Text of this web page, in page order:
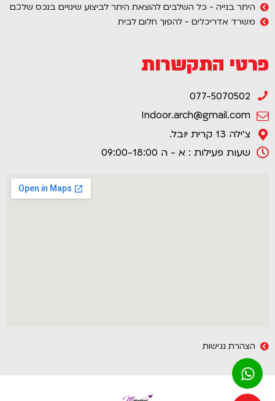
היתר בנייה - כל השלבים להוצאת היתר לביצוע שינויים בנכס שלכם
משרד אדריכלים - להפוך חלום לבית
פרטי התקשרות
077-5070502
Indoor.arch@gmail.com
צ'ילה 13 קרית יובל.
שעות פעילות : א - ה 09:00-18:00
הצהרת נגישות